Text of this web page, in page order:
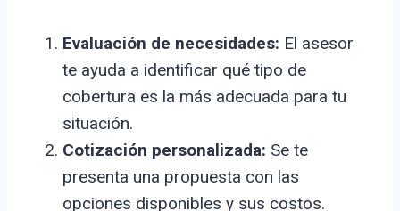
Evaluación de necesidades: El asesor
te ayuda a identificar qué tipo de
cobertura es la más adecuada para tu
situación.
Cotización personalizada: Se te
presenta una propuesta con las
opciones disponibles y sus costos.